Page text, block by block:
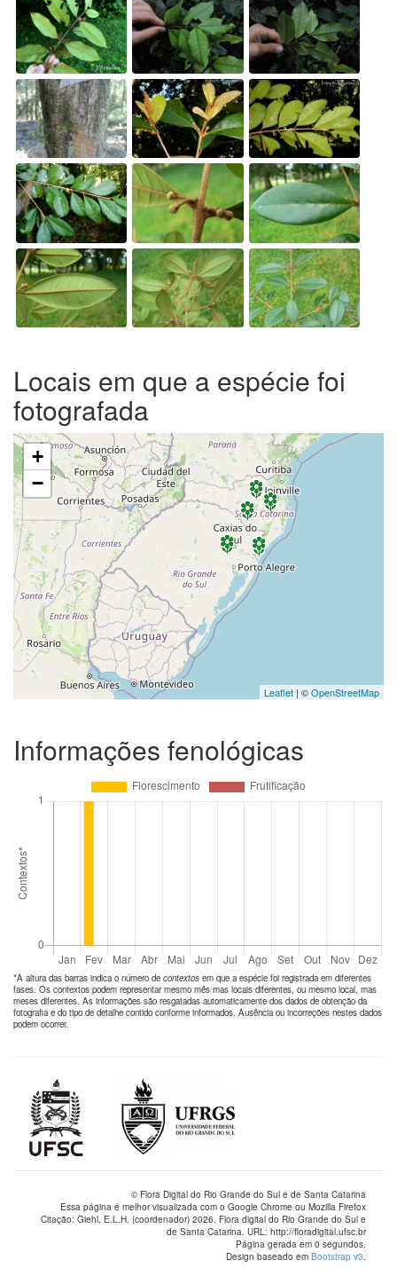
Locais em que a espécie foi
fotografada
+
−
Leaflet | ©OpenStreetMap
Informações fenológicas
*A altura das barras indica o número de contextos em que a espécie foi registrada em diferentes
fases. Os contextos podem representar mesmo mês mas locais diferentes, ou mesmo local, mas
meses diferentes. As informações são resgatadas automaticamente dos dados de obtenção da
fotografia e do tipo de detalhe contido conforme informados. Ausência ou incorreções nestes dados
podem ocorrer.
© Flora Digital do Rio Grande do Sul e de Santa Catarina
Essa página é melhor visualizada com o Google Chrome ou Mozilla Firefox
Citação: Giehl, E.L.H. (coordenador) 2026. Flora digital do Rio Grande do Sul e
de Santa Catarina. URL: http://floradigital.ufsc.br
Página gerada em 0 segundos.
Design baseado em Bootstrap v3.